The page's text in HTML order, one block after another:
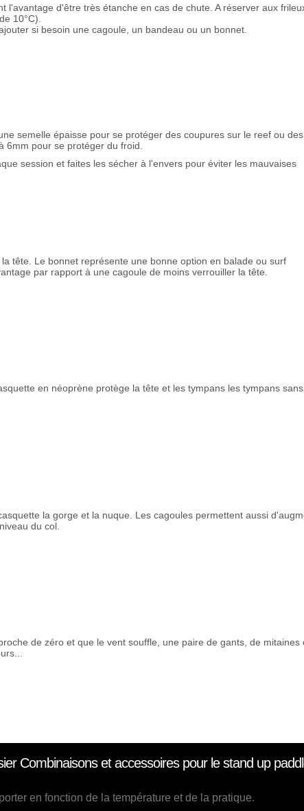
l'avantage d'être très étanche en cas de chute. A réserver aux
10°C).
si besoin une cagoule, un bandeau ou un bonnet.
semelle épaisse pour se protéger des coupures sur le reef ou des
6mm pour se protéger du froid.
session et faites les sécher à l'envers pour éviter les mauvaises
tête. Le bonnet représente une bonne option en balade ou surf
par rapport à une cagoule de moins verrouiller la tête.
en néoprène protège la tête et les tympans les tympans sans
la gorge et la nuque. Les cagoules permettent aussi
du col.
de zéro et que le vent souffle, une paire de gants, de mitaines
Combinaisons et accessoires pour le stand up
en fonction de la température et de la pratique.